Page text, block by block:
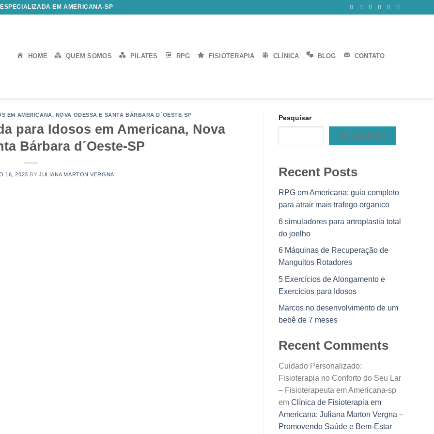
EM AMERICANA-SP
HOME QUEM SOMOS PILATES RPG FISIOTERAPIA CLÍNICA BLOG CONTATO
EM AMERICANA, NOVA ODESSA E SANTA BÁRBARA D´OESTE-SP
para Idosos em Americana, Nova
Bárbara d´Oeste-SP
16, 2023 BY JULIANA MARTON VERGNA
Pesquisar
PESQUISAR
Recent Posts
RPG em Americana: guia completo
para atrair mais trafego organico
6 simuladores para artroplastia total
do joelho
6 Máquinas de Recuperação de
Manguitos Rotadores
5 Exercícios de Alongamento e
Exercícios para Idosos
Marcos no desenvolvimento de um
bebê de 7 meses
Recent Comments
Cuidado Personalizado:
Fisioterapia no Conforto do Seu Lar
– Fisioterapeuta em Americana-sp
em Clínica de Fisioterapia em
Americana: Juliana Marton Vergna –
Promovendo Saúde e Bem-Estar